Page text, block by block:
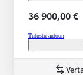
36 900,00 €
Tutustu autoon